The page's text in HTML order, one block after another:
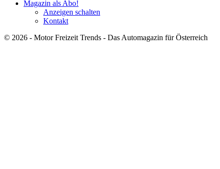
Magazin als Abo!
Anzeigen schalten
Kontakt
© 2026 - Motor Freizeit Trends - Das Automagazin für Österreich